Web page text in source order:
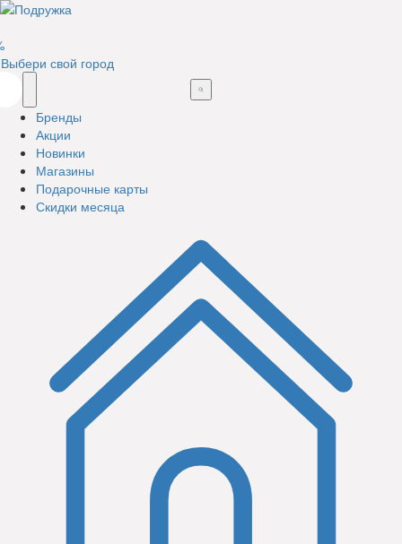
Выбери свой город
Бренды
Акции
Новинки
Магазины
Подарочные карты
Скидки месяца